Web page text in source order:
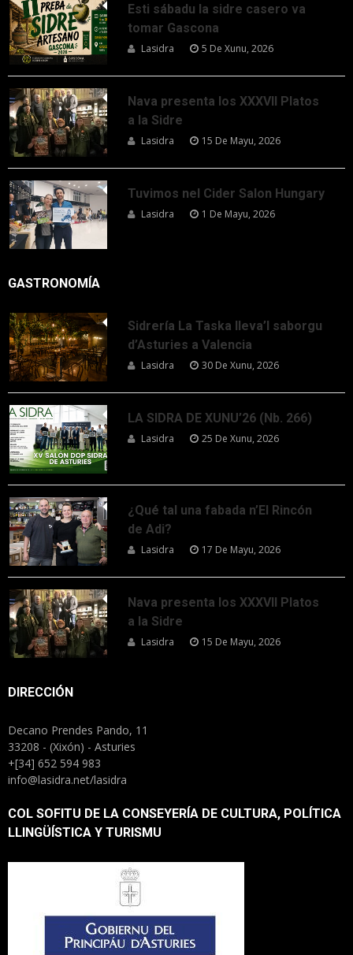
Esti sábadu la sidre casero va
tomar Gascona
Lasidra 5 De Xunu, 2026
Nava presenta los XXXVII Platos
a la Sidre
Lasidra 15 De Mayu, 2026
Tuvimos nel Cider Salon Hungary
Lasidra 1 De Mayu, 2026
GASTRONOMÍA
Sidrería La Taska lleva’l saborgu
d’Asturies a Valencia
Lasidra 30 De Xunu, 2026
LA SIDRA DE XUNU’26 (Nb. 266)
Lasidra 25 De Xunu, 2026
¿Qué tal una fabada n’El Rincón
de Adi?
Lasidra 17 De Mayu, 2026
Nava presenta los XXXVII Platos
a la Sidre
Lasidra 15 De Mayu, 2026
DIRECCIÓN
Decano Prendes Pando, 11
33208 - (Xixón) - Asturies
+[34] 652 594 983
info@lasidra.net/lasidra
COL SOFITU DE LA CONSEYERÍA DE CULTURA, POLÍTICA
LLINGÜÍSTICA Y TURISMU